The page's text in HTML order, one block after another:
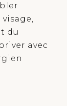
du
avec